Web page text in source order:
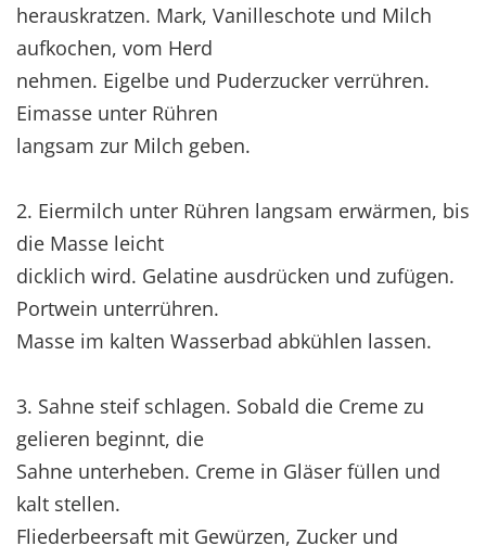
herauskratzen. Mark, Vanilleschote und Milch
aufkochen, vom Herd
nehmen. Eigelbe und Puderzucker verrühren.
Eimasse unter Rühren
langsam zur Milch geben.
2. Eiermilch unter Rühren langsam erwärmen, bis
die Masse leicht
dicklich wird. Gelatine ausdrücken und zufügen.
Portwein unterrühren.
Masse im kalten Wasserbad abkühlen lassen.
3. Sahne steif schlagen. Sobald die Creme zu
gelieren beginnt, die
Sahne unterheben. Creme in Gläser füllen und
kalt stellen.
Fliederbeersaft mit Gewürzen, Zucker und